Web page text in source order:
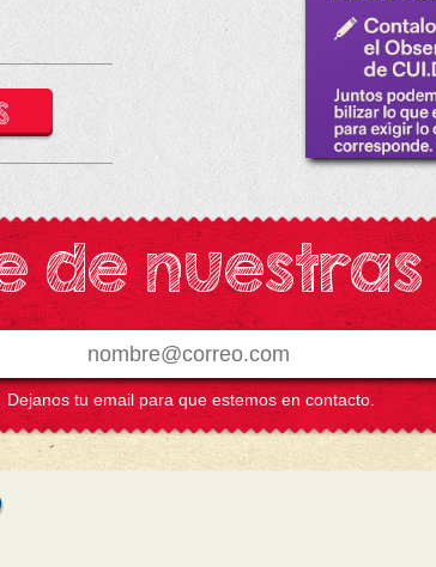
de
Dejanos tu email para que estemos en contacto.